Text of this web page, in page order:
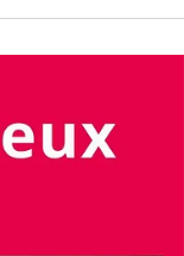
Un article